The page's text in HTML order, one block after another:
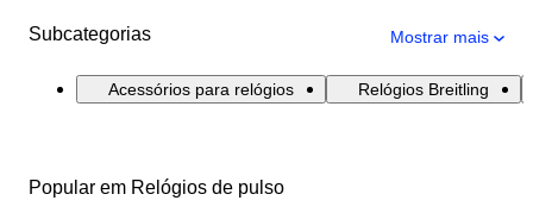
Subcategorias Mostrar mais
Acessórios para relógios Relógios Breitling
Popular em Relógios de pulso